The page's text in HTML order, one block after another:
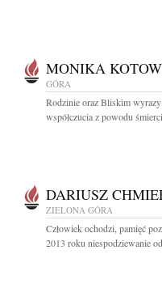
MONIKA
GÓRA
Rodzinie oraz Bliskim wyrazy
współczucia z powodu
DARIUSZ
ZIELONA GÓRA
Człowiek ochodzi, pamięć
2013 roku niespodziewanie